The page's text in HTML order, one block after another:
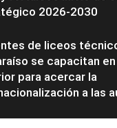
2026-2030
de liceos
se capacitan
para acercar la
a las